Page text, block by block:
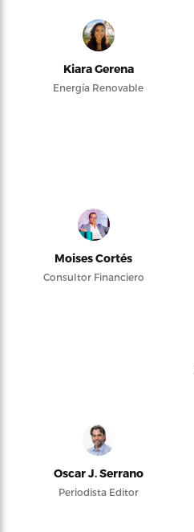
Kiara Gerena
Energía Renovable
Moises Cortés
Consultor Financiero
Oscar J. Serrano
Periodista Editor